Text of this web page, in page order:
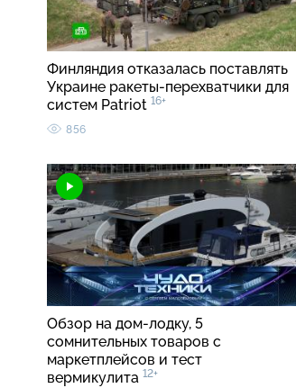
Финляндия отказалась поставлять
Украине ракеты-перехватчики для
систем Patriot 16+
856
Обзор на дом-лодку, 5
сомнительных товаров с
маркетплейсов и тест
вермикулита 12+